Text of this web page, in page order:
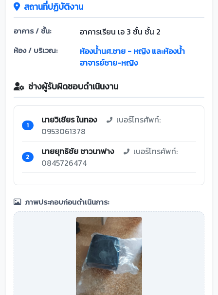
สถานที่ปฏิบัติงาน
อาคาร / ชั้น: อาคารเรียน เอ 3 ชั้น ชั้น 2
ห้อง / บริเวณ:
ห้องน้ำนศ.ชาย - หญิง และห้องน้ำ
อาจารย์ชาย-หญิง
ช่างผู้รับผิดชอบดำเนินงาน
1 นายวิเชียร ในทอง
เบอร์โทรศัพท์:
0953061378
2 นายยุทธิชัย ชาวนาฟาง
เบอร์โทรศัพท์:
0845726474
ภาพประกอบก่อนดำเนินการ: